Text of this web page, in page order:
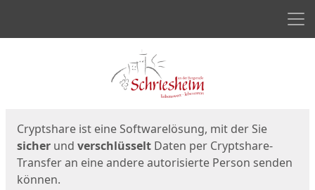
Cryptshare ist eine Softwarelösung, mit der Sie
sicher und verschlüsselt Daten per Cryptshare-
Transfer an eine andere autorisierte Person senden
können.